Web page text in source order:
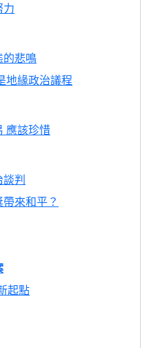
力
的悲鳴
地緣政治議程
應該珍惜
談判
來和平？
起點